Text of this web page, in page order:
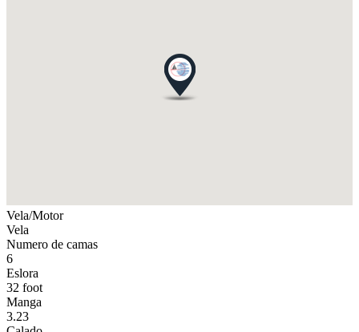
Vela/Motor
Vela
Numero de camas
6
Eslora
32 foot
Manga
3.23